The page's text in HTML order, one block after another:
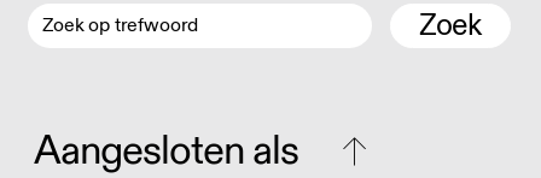
Zoek
Aangesloten als